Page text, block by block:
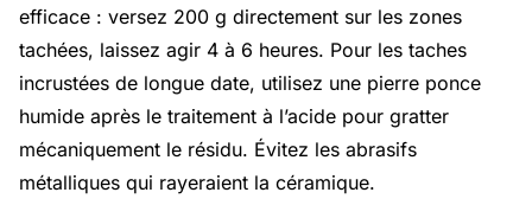
efficace : versez 200 g directement sur les zones
tachées, laissez agir 4 à 6 heures. Pour les taches
incrustées de longue date, utilisez une pierre ponce
humide après le traitement à l’acide pour gratter
mécaniquement le résidu. Évitez les abrasifs
métalliques qui rayeraient la céramique.